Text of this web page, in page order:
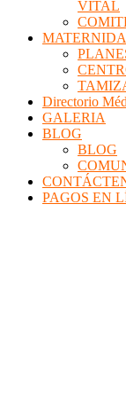
VITAL
Directorio
GALERIA
BLOG
BLOG
PAGOS EN